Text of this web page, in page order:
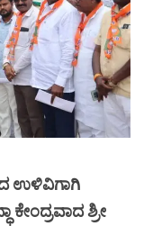
ಉಳಿವಿಗಾಗಿ
ಶ್ರೀ